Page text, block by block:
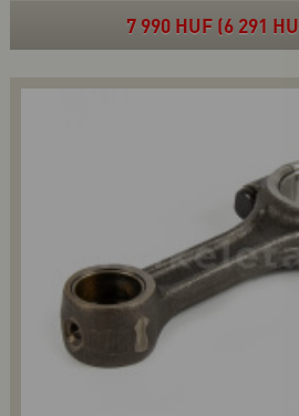
7 990 HUF (6 291